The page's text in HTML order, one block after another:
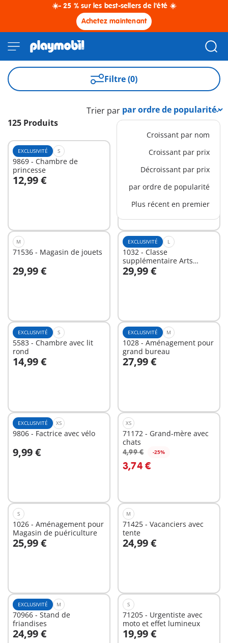
☀️- 25 % sur les best-sellers de l'été ☀️
Achetez maintenant
Filtre (0)
125 Produits
Trier par
Croissant par nom
Croissant par prix
Décroissant par prix
par ordre de popularité
Plus récent en premier
EXCLUSIVITÉ S
9869 - Chambre de
princesse
12,99 €
Au panier
EXCLUSIVITÉ M
classe de chimie
Au panier
M
71536 - Magasin de jouets
29,99 €
Au panier
EXCLUSIVITÉ L
1032 - Classe
supplémentaire Arts
plastiques
29,99 €
Au panier
EXCLUSIVITÉ S
5583 - Chambre avec lit
rond
14,99 €
Au panier
EXCLUSIVITÉ M
1028 - Aménagement pour
grand bureau
27,99 €
Au panier
EXCLUSIVITÉ XS
9806 - Factrice avec vélo
9,99 €
Au panier
XS
71172 - Grand-mère avec
chats
4,99 € -25%
3,74 €
Au panier
S
1026 - Aménagement pour
Magasin de puériculture
25,99 €
Au panier
M
71425 - Vacanciers avec
tente
24,99 €
Au panier
EXCLUSIVITÉ M
70966 - Stand de
friandises
24,99 €
Au panier
S
71205 - Urgentiste avec
moto et effet lumineux
19,99 €
Au panier